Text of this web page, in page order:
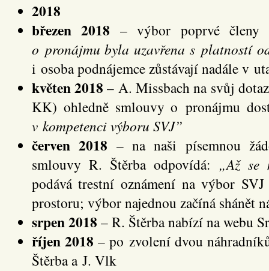
2018
březen 2018 – výbor poprvé
o pronájmu byla uzavřena s platností
i osoba podnájemce zůstávají nadále v
květen 2018 – A. Missbach na svůj
KK) ohledně smlouvy o pronájmu
v kompetenci výboru SVJ”
červen 2018 – na naši písemnou
smlouvy R. Štěrba odpovídá: „Až se
podává trestní oznámení na výbor
prostoru; výbor najednou začíná shánět
srpen 2018 – R. Štěrba nabízí na webu
říjen 2018 – po zvolení dvou
Štěrba a J. Vlk